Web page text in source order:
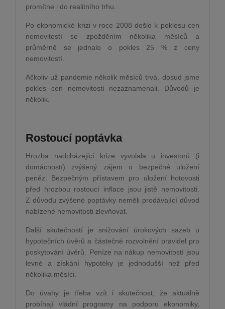
promítne i do realitního trhu.
Po ekonomické krizi v roce 2008 došlo k poklesu cen
nemovitostí se zpožděním několika měsíců a
průměrně se jednalo o pokles 25 % z ceny
nemovitostí.
Ačkoliv už pandemie několik měsíců trvá, dosud jsme
pokles cen nemovitostí nezaznamenali. Důvodů je
několik.
Rostoucí poptávka
Hrozba nadcházející krize vyvolala u investorů (i
domácností) zvýšený zájem o bezpečné uložení
peněz. Bezpečným přístavem pro uložení hotovosti
před hrozbou rostoucí inflace jsou jistě nemovitosti.
Z důvodu zvýšené poptávky neměli prodávající důvod
nabízené nemovitosti zlevňovat.
Další skutečností je snižování úrokových sazeb u
hypotečních úvěrů a částečné rozvolnění pravidel pro
poskytování úvěrů. Peníze na nákup nemovitostí jsou
levné a získání hypotéky je jednodušší než před
několika měsíci.
Do úvahy je třeba vzít i skutečnost, že aktuálně
probíhají vládní programy na podporu ekonomiky,